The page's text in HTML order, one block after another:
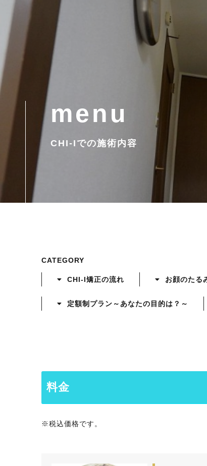
menu
CHI-Iでの施術内容
CATEGORY
CHI-I矯正の流れ お顔のたる
定額制プラン～あなたの目的は？～
料金
※税込価格です。